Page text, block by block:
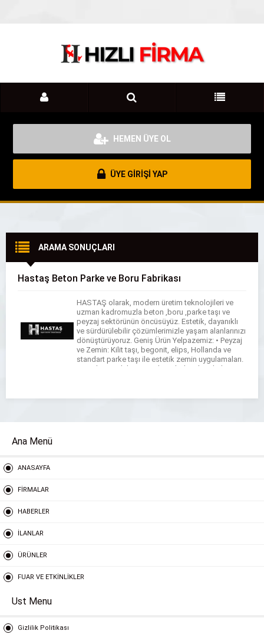
HEMEN ÜYE OL
ÜYE GİRİŞİ YAP
ARAMA SONUÇLARI
Hastaş Beton Parke ve Boru Fabrikası
HASTAŞ olarak, modern üretim teknolojileri ve
uzman kadromuzla beton ,boru ,parke taşı ve
peyzaj sektörünün öncüsüyüz. Estetik, dayanıklı
ve sürdürülebilir çözümlerimizle yaşam alanlarınızı
dönüştürüyoruz. Geniş Ürün Yelpazemiz: • Peyzaj
ve Zemin: Kilit taşı, begonit, elips, Hollanda ve
standart parke taşı ile estetik zemin uygulamaları.
• Bordür ve Oluk: Karayolu ve bahçe bordürleri,
Ana Menü
ANASAYFA
FİRMALAR
HABERLER
İLANLAR
ÜRÜNLER
FUAR VE ETKİNLİKLER
Ust Menu
Gizlilik Politikası